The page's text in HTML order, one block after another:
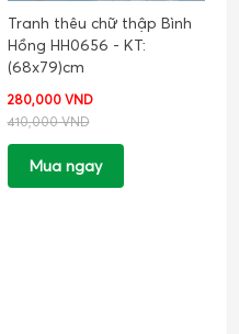
Tranh thêu chữ thập Bình
Hồng HH0656 - KT:
(68x79)cm
280,000 VND
410,000 VND
Mua ngay